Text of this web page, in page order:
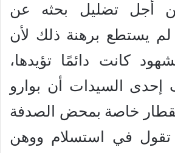
أجل تضليل بحثه عن
لم يستطع برهنة ذلك لأن
كانت دائمًا تؤيدها،
إحدى السيدات أن بوارو
خاصة بمحض الصدفة
تقول في استسلام ووهن